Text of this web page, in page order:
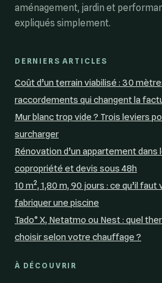
aménagement, jardin et
expliqués simplement.
DERNIERS ARTICLES
Coût d’un terrain viabilisé : 30
raccordements qui changent la
Mur blanc trop vide ? Trois leviers
surcharger
Rénovation d’un appartement dans
copropriété et devis sous 48h
10 m², 1,80 m, 90 jours : ce qu’il
fabriquer une piscine
Tado° X, Netatmo ou Nest : quel
choisir selon votre chauffage ?
À DÉCOUVRIR